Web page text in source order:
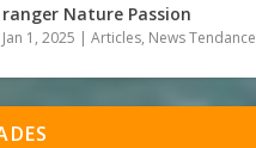
ranger Nature Passion
Jan 1, 2025 |Articles, News Tendance